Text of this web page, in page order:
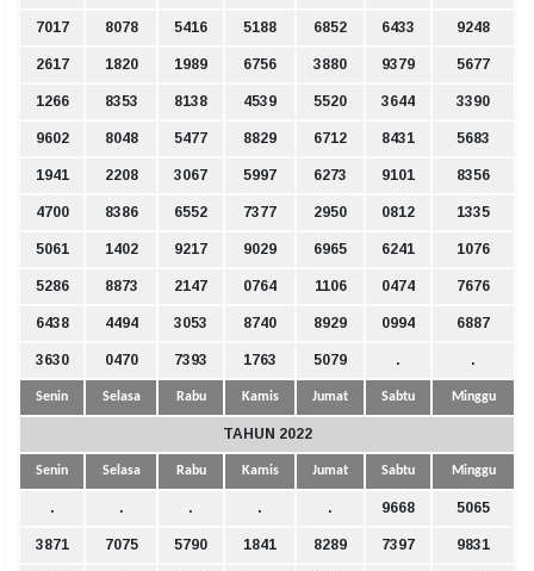
7017 8078 5416 5188 6852 6433 9248
2617 1820 1989 6756 3880 9379 5677
1266 8353 8138 4539 5520 3644 3390
9602 8048 5477 8829 6712 8431 5683
1941 2208 3067 5997 6273 9101 8356
4700 8386 6552 7377 2950 0812 1335
5061 1402 9217 9029 6965 6241 1076
5286 8873 2147 0764 1106 0474 7676
6438 4494 3053 8740 8929 0994 6887
3630 0470 7393 1763 5079 . .
Senin Selasa Rabu Kamis Jumat Sabtu Minggu
TAHUN 2022
Senin Selasa Rabu Kamis Jumat Sabtu Minggu
. . . . . 9668 5065
3871 7075 5790 1841 8289 7397 9831